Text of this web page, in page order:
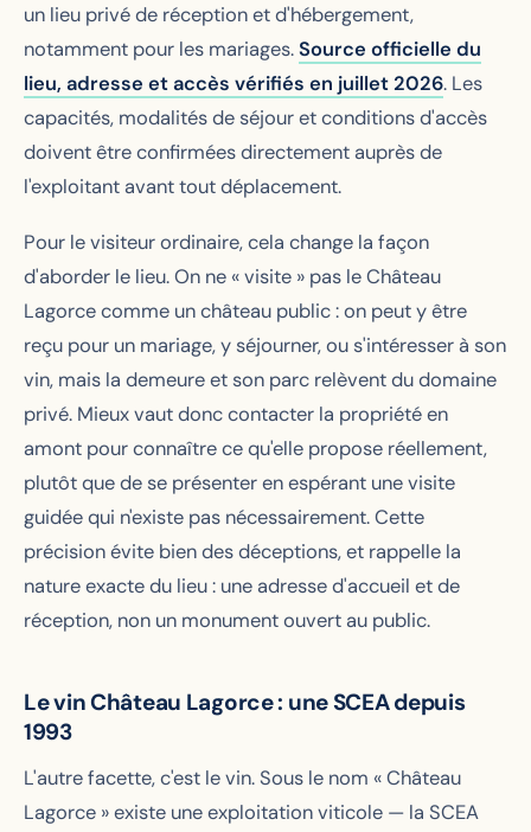
un lieu privé de réception et d'hébergement,
notamment pour les mariages.Source officielle du
lieu, adresse et accès vérifiés en juillet 2026. Les
capacités, modalités de séjour et conditions d'accès
doivent être confirmées directement auprès de
l'exploitant avant tout déplacement.
Pour le visiteur ordinaire, cela change la façon
d'aborder le lieu. On ne « visite » pas le Château
Lagorce comme un château public : on peut y être
reçu pour un mariage, y séjourner, ou s'intéresser à son
vin, mais la demeure et son parc relèvent du domaine
privé. Mieux vaut donc contacter la propriété en
amont pour connaître ce qu'elle propose réellement,
plutôt que de se présenter en espérant une visite
guidée qui n'existe pas nécessairement. Cette
précision évite bien des déceptions, et rappelle la
nature exacte du lieu : une adresse d'accueil et de
réception, non un monument ouvert au public.
Le vin Château Lagorce : une SCEA depuis
1993
L'autre facette, c'est le vin. Sous le nom « Château
Lagorce » existe une exploitation viticole — la SCEA